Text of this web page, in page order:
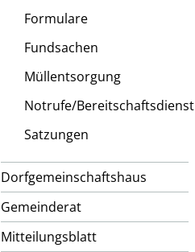
Formulare
Fundsachen
Müllentsorgung
Notrufe/Bereitschaftsdienst
Satzungen
Dorfgemeinschaftshaus
Gemeinderat
Mitteilungsblatt